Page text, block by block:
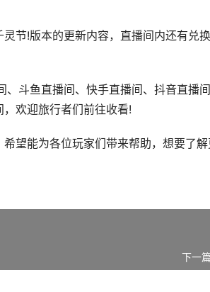
!版本的更新内容，直播间内还有兑
斗鱼直播间、快手直播间、抖音直播间
欢迎旅行者们前往收看!
望能为各位玩家们带来帮助，想要了解
下一